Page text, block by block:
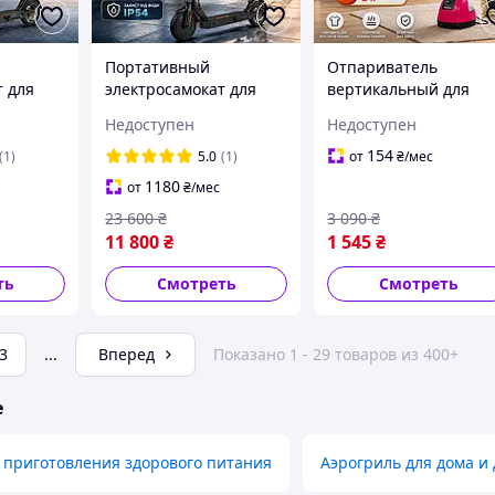
для
кг
(1)
Портативный
электросамокат для
амортизаторами,
Мощный самокат 500
W для города с запасом
хода 30 км
Недоступен
5.0 (1)
от 1180₴/мес
11 800₴
23 600 ₴
Смотреть
Отпариватель
вертикальный для
Slivers Crest 1800 Вт,
Мощный бытовой
Недоступен
от 154₴/мес
1 545₴
3 090 ₴
Смотреть
3 ... Вперед Показано 1 - 29 товаров из 400+
здорового питания Аэрогриль для дома и